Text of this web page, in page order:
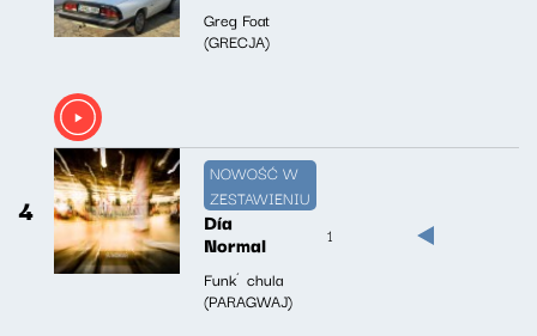
Greg Foat
(GRECJA)
4
NOWOŚĆ W
ZESTAWIENIU
Día
Normal
Funk´chula
(PARAGWAJ)
1